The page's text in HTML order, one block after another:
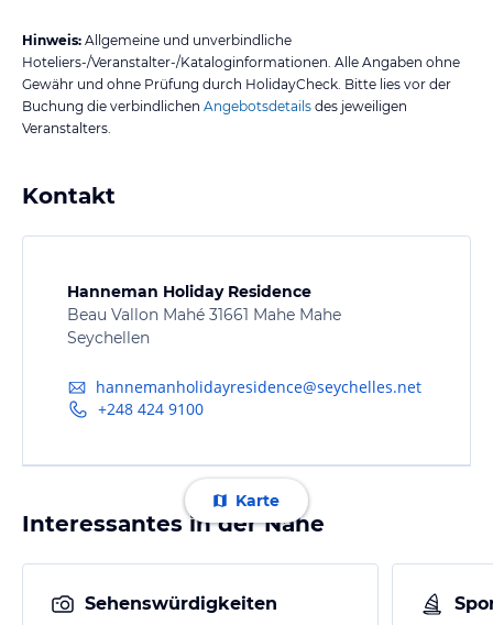
Hinweis: Allgemeine und unverbindliche
Hoteliers-/Veranstalter-/Kataloginformationen. Alle Angaben ohne
Gewähr und ohne Prüfung durch HolidayCheck. Bitte lies vor der
Buchung die verbindlichen Angebotsdetails des jeweiligen
Veranstalters.
Kontakt
Hanneman Holiday Residence
Beau Vallon Mahé 31661 Mahe Mahe
Seychellen
hannemanholidayresidence@seychelles.net
+248 424 9100
Karte
Interessantes in der Nähe
Sehenswürdigkeiten